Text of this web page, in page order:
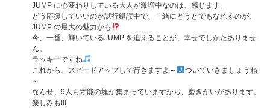
JUMP に心変わりしている大人が激増中なのは、感じます。
どう応援していいのか試行錯誤中で、一緒にどうとでもなれるのが、
JUMP の最大の魅力かも
今、一番、輝いているJUMP を追えることが、幸せでしかたありませ
ん。
ラッキーですね
これから、スピードアップして行きますよ～
ついていきましょうね
～
なんせ、9人も才能の塊が集まっていますから、磨きがいがあります。
楽しみも!!!